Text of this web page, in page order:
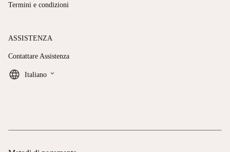
Termini e condizioni
ASSISTENZA
Contattare Assistenza
Italiano keyboard_arrow_down